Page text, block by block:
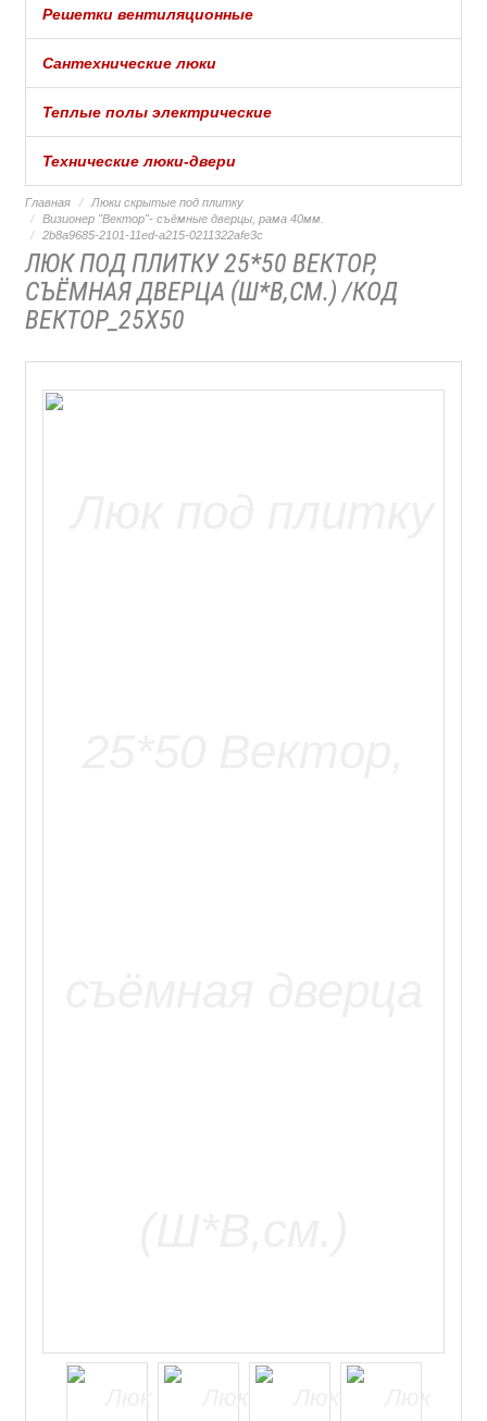
Решетки вентиляционные
Сантехнические люки
Теплые полы электрические
Технические люки-двери
Главная
Люки скрытые под плитку
Визионер "Вектор"- съёмные дверцы, рама 40мм.
2b8a9685-2101-11ed-a215-0211322afe3c
ЛЮК ПОД ПЛИТКУ 25*50 ВЕКТОР,
СЪЁМНАЯ ДВЕРЦА (Ш*В,СМ.) /КОД
ВЕКТОР_25Х50